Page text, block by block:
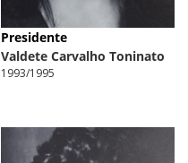
Presidente
Valdete Carvalho Toninato
1993/1995